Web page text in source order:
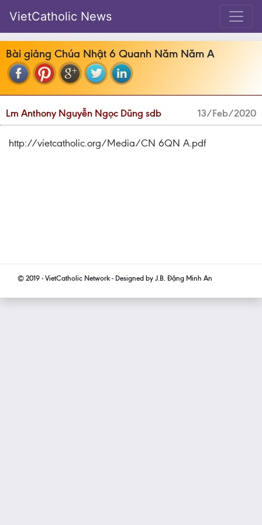
VietCatholic News
Bài giảng Chúa Nhật 6 Quanh Năm Năm A
Lm Anthony Nguyễn Ngọc Dũng sdb 13/Feb/2020
http://vietcatholic.org/Media/CN 6QN A.pdf
© 2019 - VietCatholic Network - Designed by J.B. Đặng Minh An